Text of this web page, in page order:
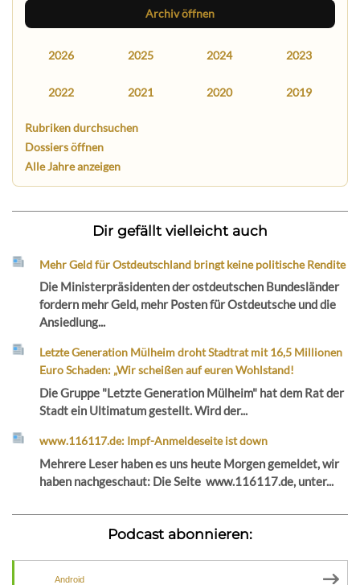
Archiv öffnen
2026 2025 2024 2023
2022 2021 2020 2019
Rubriken durchsuchen
Dossiers öffnen
Alle Jahre anzeigen
Dir gefällt vielleicht auch
Mehr Geld für Ostdeutschland bringt keine politische Rendite
Die Ministerpräsidenten der ostdeutschen Bundesländer
fordern mehr Geld, mehr Posten für Ostdeutsche und die
Ansiedlung...
Letzte Generation Mülheim droht Stadtrat mit 16,5 Millionen
Euro Schaden: „Wir scheißen auf euren Wohlstand!
Die Gruppe "Letzte Generation Mülheim" hat dem Rat der
Stadt ein Ultimatum gestellt. Wird der...
www.116117.de: Impf-Anmeldeseite ist down
Mehrere Leser haben es uns heute Morgen gemeldet, wir
haben nachgeschaut: Die Seite www.116117.de, unter...
Podcast abonnieren:
Android